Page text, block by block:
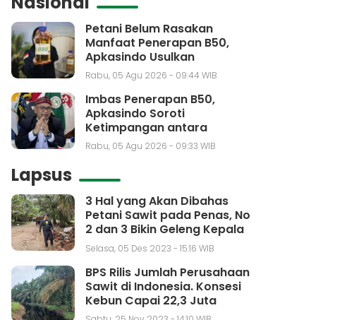
Petani Belum Rasakan
Manfaat Penerapan B50,
Apkasindo Usulkan
Pembentukan Bursa Sawit
Indonesia
Rabu, 05 Agu 2026 - 09:44 WIB
Imbas Penerapan B50,
Apkasindo Soroti
Ketimpangan antara
Kebutuhan dengan Kenaikan
Produksi CPO
Rabu, 05 Agu 2026 - 09:33 WIB
Lapsus
3 Hal yang Akan Dibahas
Petani Sawit pada Penas, No
2 dan 3 Bikin Geleng Kepala
Selasa, 05 Des 2023 - 15:16 WIB
BPS Rilis Jumlah Perusahaan
Sawit di Indonesia. Konsesi
Kebun Capai 22,3 Juta
Hektar